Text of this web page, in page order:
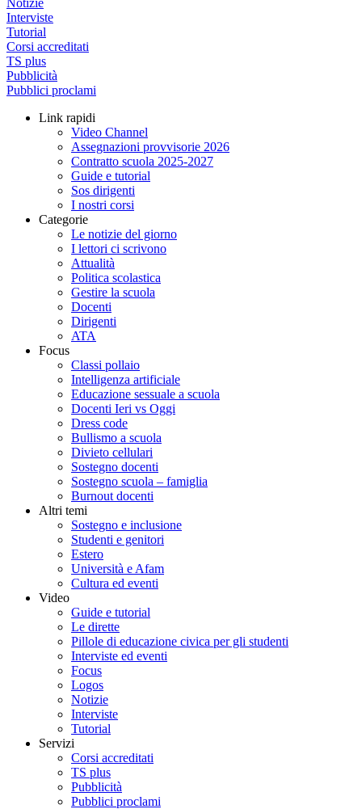
Notizie
Interviste
Tutorial
Corsi accreditati
TS plus
Pubblicità
Pubblici proclami
Link rapidi
Video Channel
Assegnazioni provvisorie 2026
Contratto scuola 2025-2027
Guide e tutorial
Sos dirigenti
I nostri corsi
Categorie
Le notizie del giorno
I lettori ci scrivono
Attualità
Politica scolastica
Gestire la scuola
Docenti
Dirigenti
ATA
Focus
Classi pollaio
Intelligenza artificiale
Educazione sessuale a scuola
Docenti Ieri vs Oggi
Dress code
Bullismo a scuola
Divieto cellulari
Sostegno docenti
Sostegno scuola – famiglia
Burnout docenti
Altri temi
Sostegno e inclusione
Studenti e genitori
Estero
Università e Afam
Cultura ed eventi
Video
Guide e tutorial
Le dirette
Pillole di educazione civica per gli studenti
Interviste ed eventi
Focus
Logos
Notizie
Interviste
Tutorial
Servizi
Corsi accreditati
TS plus
Pubblicità
Pubblici proclami